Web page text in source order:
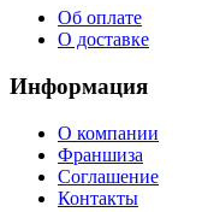
Об оплате
О доставке
Информация
О компании
Франшиза
Соглашение
Контакты